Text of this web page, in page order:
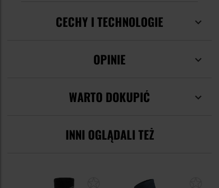
CECHY I TECHNOLOGIE
OPINIE
WARTO DOKUPIĆ
INNI OGLĄDALI TEŻ